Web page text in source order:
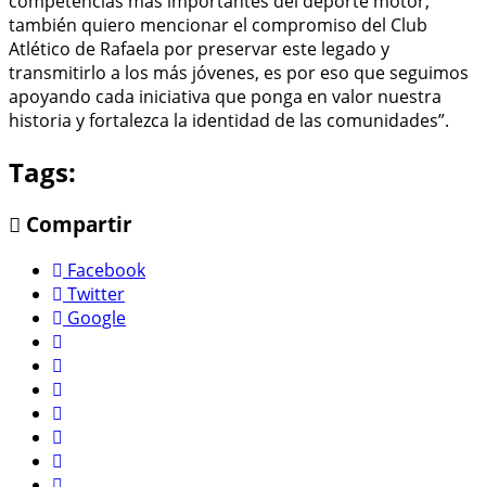
también quiero mencionar el compromiso del Club
Atlético de Rafaela por preservar este legado y
transmitirlo a los más jóvenes, es por eso que seguimos
apoyando cada iniciativa que ponga en valor nuestra
historia y fortalezca la identidad de las comunidades”.
Tags:
Compartir
Facebook
Twitter
Google